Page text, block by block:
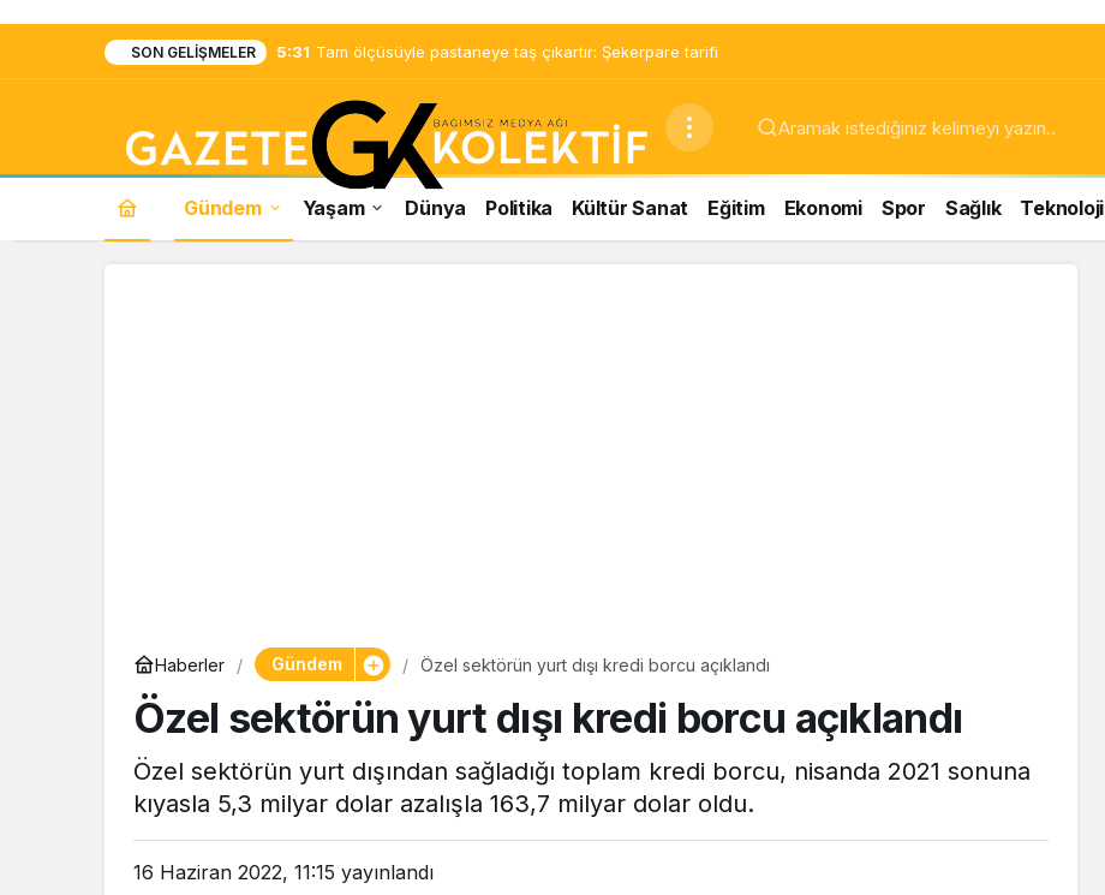
SON GELIŞMELER 5:31 Tam ölçüsüyle pastaneye taş çıkartır: Şekerpare tarifi
Gündem Yaşam Dünya Politika Kültür Sanat Eğitim Ekonomi Spor Sağlık Teknoloji
Haberler Gündem Özel sektörün yurt dışı kredi borcu açıklandı
Özel sektörün yurt dışı kredi borcu açıklandı
Özel sektörün yurt dışından sağladığı toplam kredi borcu, nisanda 2021 sonuna
kıyasla 5,3 milyar dolar azalışla 163,7 milyar dolar oldu.
16 Haziran 2022, 11:15 yayınlandı
pastaneye taş çıkartır: